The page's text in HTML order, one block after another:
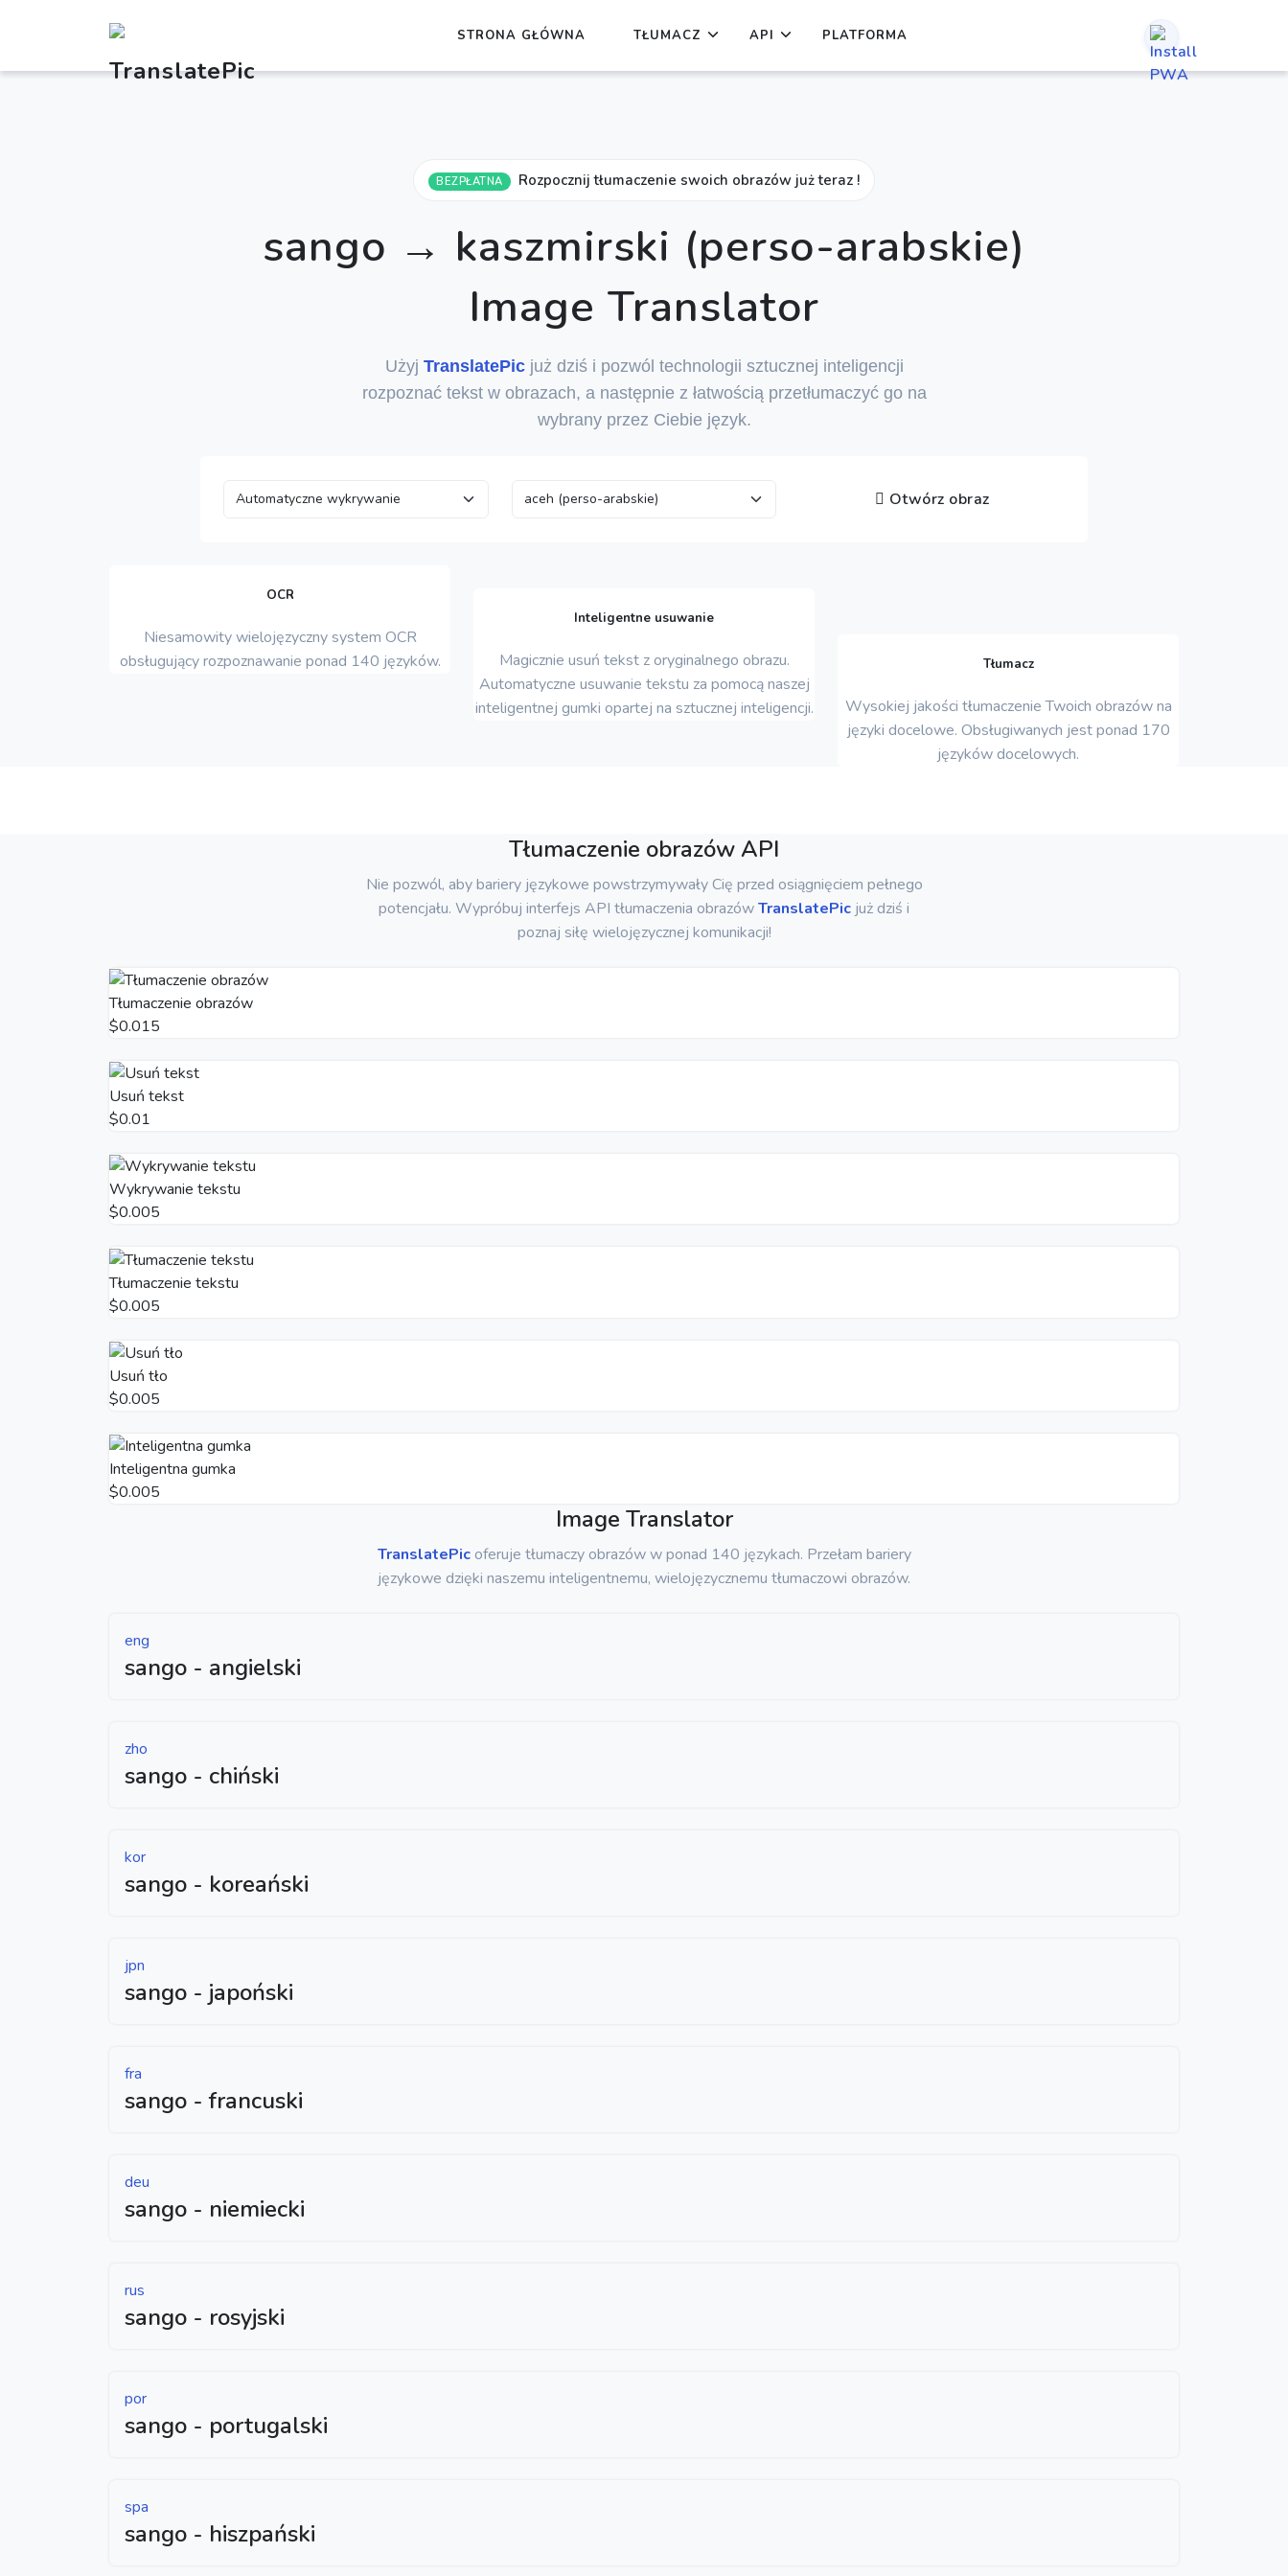
STRONA GŁÓWNA TŁUMACZ API PLATFORMA
BEZPŁATNA Rozpocznij tłumaczenie swoich obrazów już teraz !
sango → kaszmirski (perso-arabskie)
Image Translator
Użyj TranslatePicjuż dziś i pozwól technologii sztucznej inteligencji
rozpoznać tekst w obrazach, a następnie z łatwością przetłumaczyć go na
wybrany przez Ciebie język.
Otwórz obraz
OCR
Niesamowity wielojęzyczny system OCR
obsługujący rozpoznawanie ponad 140 języków.
Inteligentne usuwanie
Magicznie usuń tekst z oryginalnego obrazu.
Automatyczne usuwanie tekstu za pomocą naszej
inteligentnej gumki opartej na sztucznej inteligencji.
Tłumacz
Wysokiej jakości tłumaczenie Twoich obrazów na
języki docelowe. Obsługiwanych jest ponad 170
języków docelowych.
Tłumaczenie obrazów API
Nie pozwól, aby bariery językowe powstrzymywały Cię przed osiągnięciem pełnego
potencjału. Wypróbuj interfejs API tłumaczenia obrazówTranslatePic już dziś i
poznaj siłę wielojęzycznej komunikacji!
Tłumaczenie obrazów
$0.015
Usuń tekst
$0.01
Wykrywanie tekstu
$0.005
Tłumaczenie tekstu
$0.005
Usuń tło
$0.005
Inteligentna gumka
$0.005
Image Translator
TranslatePicoferuje tłumaczy obrazów w ponad 140 językach. Przełam bariery
językowe dzięki naszemu inteligentnemu, wielojęzycznemu tłumaczowi obrazów.
eng
sango - angielski
zho
sango - chiński
kor
sango - koreański
jpn
sango - japoński
fra
sango - francuski
deu
sango - niemiecki
rus
sango - rosyjski
por
sango - portugalski
spa
sango - hiszpański